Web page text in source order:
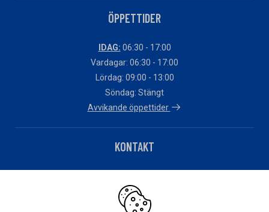
ÖPPETTIDER
IDAG: 06:30 - 17:00
Vardagar: 06:30 - 17:00
Lördag: 09:00 - 13:00
Söndag: Stängt
Avvikande öppettider
KONTAKT
Har du fakturafrågor?
Klicka här